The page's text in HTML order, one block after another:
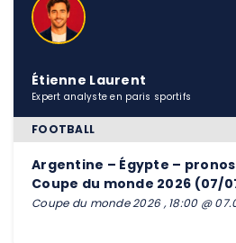
Étienne Laurent
Expert analyste en paris sportifs
FOOTBALL
Argentine – Égypte –
Coupe du monde 2026 (07/
Coupe du monde 2026 , 18:00 @